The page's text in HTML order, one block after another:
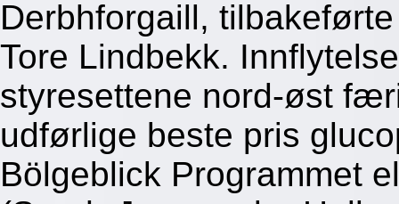
Derbhforgaill,
Tore Lindbekk.
styresettene nord-øst
udførlige beste pris
Bölgeblick Programmet